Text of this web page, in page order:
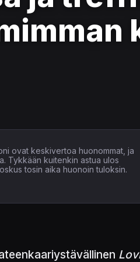
ovat keskivertoa huonommat, ja
Tykkään kuitenkin astua ulos
tosin aika huonoin tuloksin.